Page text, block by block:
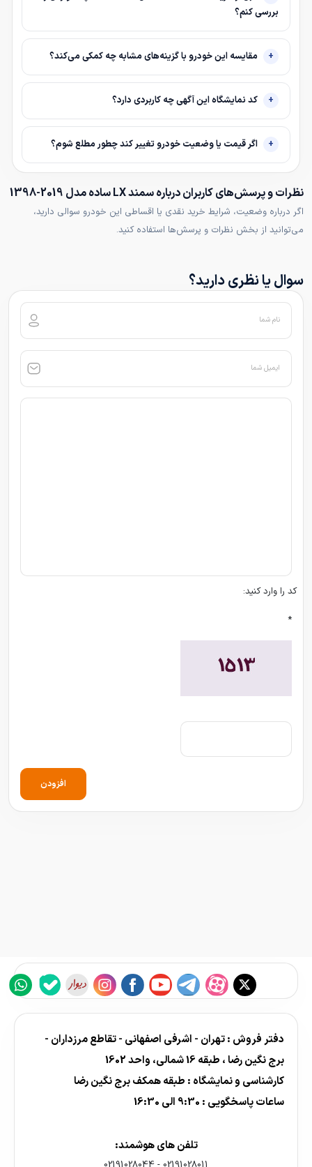
بررسی کنم؟
مقایسه این خودرو با گزینه‌های مشابه چه کمکی می‌کند؟
کد نمایشگاه این آگهی چه کاربردی دارد؟
اگر قیمت یا وضعیت خودرو تغییر کند چطور مطلع شوم؟
نظرات و پرسش‌های کاربران درباره سمند LX ساده مدل 2019-1398
اگر درباره وضعیت، شرایط خرید نقدی یا اقساطی این خودرو سوالی دارید،
می‌توانید از بخش نظرات و پرسش‌ها استفاده کنید.
سوال یا نظری دارید؟
نام شما
ایمیل شما
کد را وارد کنید:
*
افزودن
دفتر فروش : تهران - اشرفی اصفهانی - تقاطع مرزداران -
برج نگین رضا ، طبقه 16 شمالی، واحد 1602
کارشناسی و نمایشگاه : طبقه همکف برج نگین رضا
ساعات پاسخگویی : 9:30 الی 16:30
تلفن های هوشمند: